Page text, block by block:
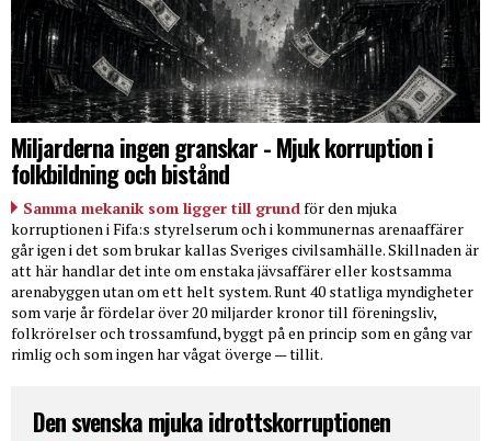
Miljarderna ingen granskar - Mjuk korruption i
folkbildning och bistånd
Samma mekanik som ligger till grundför den mjuka
korruptionen i Fifa:s styrelserum och i kommunernas arenaaffärer
går igen i det som brukar kallas Sveriges civilsamhälle. Skillnaden är
att här handlar det inte om enstaka jävsaffärer eller kostsamma
arenabyggen utan om ett helt system. Runt 40 statliga myndigheter
som varje år fördelar över 20 miljarder kronor till föreningsliv,
folkrörelser och trossamfund, byggt på en princip som en gång var
rimlig och som ingen har vågat överge — tillit.
Den svenska mjuka idrottskorruptionen